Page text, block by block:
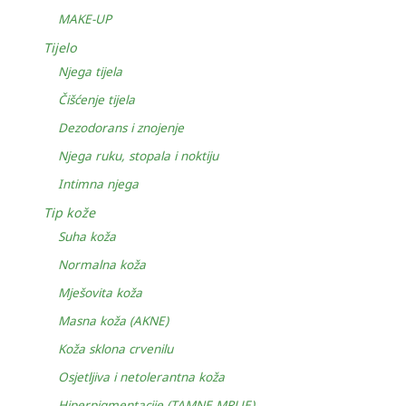
MAKE-UP
Tijelo
Njega tijela
Čišćenje tijela
Dezodorans i znojenje
Njega ruku, stopala i noktiju
Intimna njega
Tip kože
Suha koža
Normalna koža
Mješovita koža
Masna koža (AKNE)
Koža sklona crvenilu
Osjetljiva i netolerantna koža